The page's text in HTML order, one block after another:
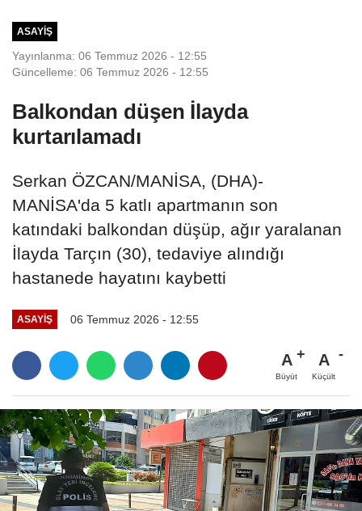
ASAYIŞ
Yayınlanma: 06 Temmuz 2026 - 12:55
Güncelleme: 06 Temmuz 2026 - 12:55
Balkondan düşen İlayda
kurtarılamadı
Serkan ÖZCAN/MANİSA, (DHA)-
MANİSA'da 5 katlı apartmanın son
katındaki balkondan düşüp, ağır yaralanan
İlayda Tarçın (30), tedaviye alındığı
hastanede hayatını kaybetti
ASAYIŞ 06 Temmuz 2026 - 12:55
A
Büyüt
A
Küçült